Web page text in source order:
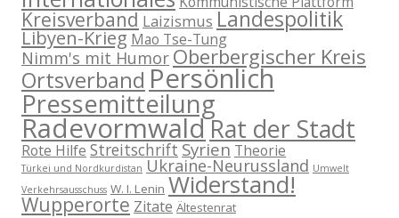
Kreisverband Laizismus Landespolitik
Libyen-Krieg Mao Tse-Tung
Nimm's mit Humor Oberbergischer Kreis
OrtsverbandPersönlich
Pressemitteilung
RadevormwaldRat der Stadt
Rote Hilfe Streitschrift Syrien Theorie
Türkei und Nordkurdistan Ukraine-Neurussland Umwelt
Verkehrsausschuss W. I. Lenin Widerstand!
Wupperorte Zitate Ältestenrat